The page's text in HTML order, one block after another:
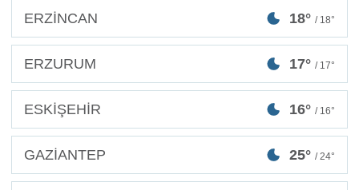
ERZİNCAN 18° / 18°
ERZURUM 17° / 17°
ESKİŞEHİR 16° / 16°
GAZİANTEP 25° / 24°